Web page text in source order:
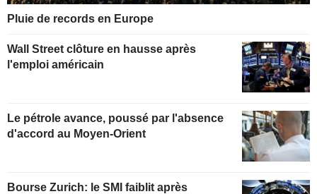
Pluie de records en Europe
Wall Street clôture en hausse après
l'emploi américain
Le pétrole avance, poussé par l'absence
d'accord au Moyen-Orient
Bourse Zurich: le SMI faiblit après